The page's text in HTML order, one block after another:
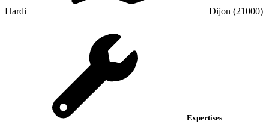
Hardi Dijon (21000)
Expertises